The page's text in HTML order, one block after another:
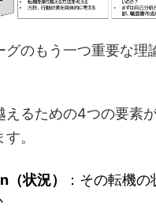
グのもう一つ重要な理
えるための4つの要素
。
状況）
：その転機